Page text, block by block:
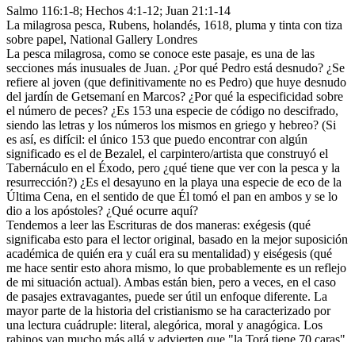
Salmo 116:1-8; Hechos 4:1-12; Juan 21:1-14
La milagrosa pesca, Rubens, holandés, 1618, pluma y tinta con tiza
sobre papel, National Gallery Londres
La pesca milagrosa, como se conoce este pasaje, es una de las
secciones más inusuales de Juan. ¿Por qué Pedro está desnudo? ¿Se
refiere al joven (que definitivamente no es Pedro) que huye desnudo
del jardín de Getsemaní en Marcos? ¿Por qué la especificidad sobre
el número de peces? ¿Es 153 una especie de código no descifrado,
siendo las letras y los números los mismos en griego y hebreo? (Si
es así, es difícil: el único 153 que puedo encontrar con algún
significado es el de Bezalel, el carpintero/artista que construyó el
Tabernáculo en el Éxodo, pero ¿qué tiene que ver con la pesca y la
resurrección?) ¿Es el desayuno en la playa una especie de eco de la
Última Cena, en el sentido de que Él tomó el pan en ambos y se lo
dio a los apóstoles? ¿Qué ocurre aquí?
Tendemos a leer las Escrituras de dos maneras: exégesis (qué
significaba esto para el lector original, basado en la mejor suposición
académica de quién era y cuál era su mentalidad) y eiségesis (qué
me hace sentir esto ahora mismo, lo que probablemente es un reflejo
de mi situación actual). Ambas están bien, pero a veces, en el caso
de pasajes extravagantes, puede ser útil un enfoque diferente. La
mayor parte de la historia del cristianismo se ha caracterizado por
una lectura cuádruple: literal, alegórica, moral y anagógica. Los
rabinos van mucho más allá y advierten que "la Torá tiene 70 caras".